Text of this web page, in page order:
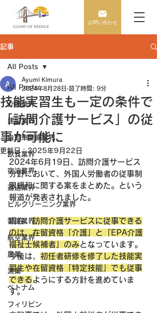
お問い合わせ
記事
All Posts
介護業界
建設業界
自動車整備業界
飲食業界
宿泊業界
運送業界
ビルクリーニング業界
製造業界
航空業界
農業
漁業
ベトナム
フィリピン
All Posts
技能実習生も一定の条件で
「訪問介護サービス」の従
事が可能に
Ayumi Kimura
2024年8月28日 読了時間: 9分
更新日：2025年9月22日
2024年6月19日、訪問介護サービス
分野において、外国人 労働者の従事制
限緩和に関する案をまとめた。という
報道が発表されました。
現在、訪問介護サービスに従事できる
のは、在留資格「介護」と「EPA介護
福祉士候補者」のみとなっています。
今後は、 初任者研修を修了した技能実
習生や在留資格「特定技能」でも従事
できるようにする方針を進めていま
す。